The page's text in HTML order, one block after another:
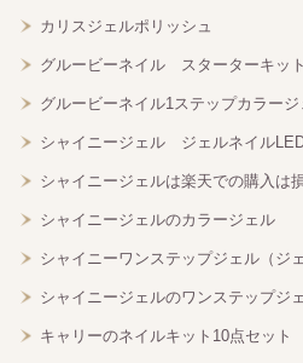
カリスジェルポリッシュ
グルービーネイル スターターキット
グルービーネイル1ステップカラージ
シャイニージェル ジェルネイル
シャイニージェルは楽天での購入は
シャイニージェルのカラージェル
シャイニーワンステップジェル（ジ
シャイニージェルのワンステップジ
キャリーのネイルキット10点セット